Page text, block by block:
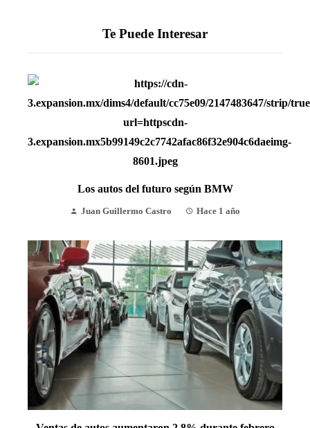
Te Puede Interesar
Los autos del futuro según BMW
Juan Guillermo Castro Hace 1 año